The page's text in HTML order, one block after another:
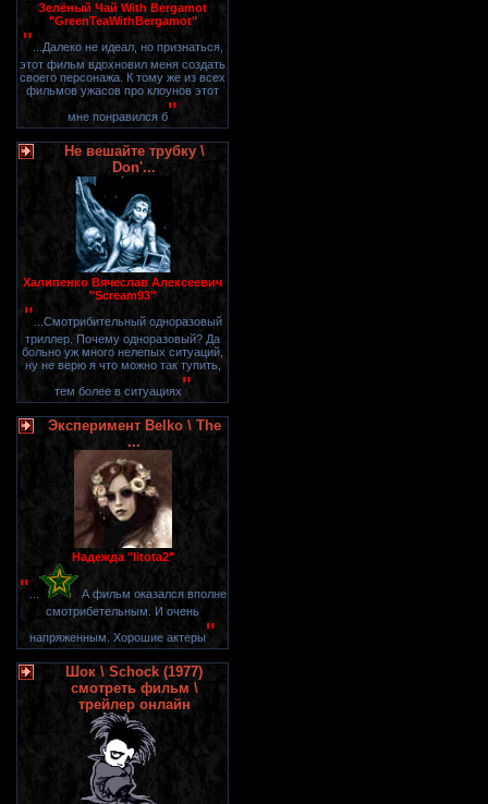
Зелёный Чай With Bergamot
"GreenTeaWithBergamot"
" ...Далеко не идеал, но признаться,
этот фильм вдохновил меня создать
своего персонажа. К тому же из всех
фильмов ужасов про клоунов этот
мне понравился б"
Не вешайте трубку \
Don'...
Халипенко Вячеслав Алексеевич
"Scream93"
" ...Смотрибительный одноразовый
триллер. Почему одноразовый? Да
больно уж много нелепых ситуаций,
ну не верю я что можно так тупить,
тем более в ситуациях"
Эксперимент Belko \ The
...
Надежда "litota2"
"
А фильм оказался вполне
смотрибетельным. И очень
напряженным. Хорошие актеры"
Шок \ Schock (1977)
смотреть фильм \
трейлер онлайн